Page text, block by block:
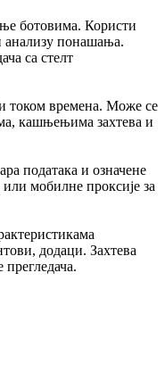
ботовима. Користи
анализу понашања.
са стелт
током времена. Може се
кашњењима захтева и
података и означене
или мобилне проксије за
додаци. Захтева